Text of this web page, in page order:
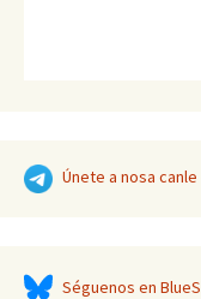
Únete a nosa
Séguenos en